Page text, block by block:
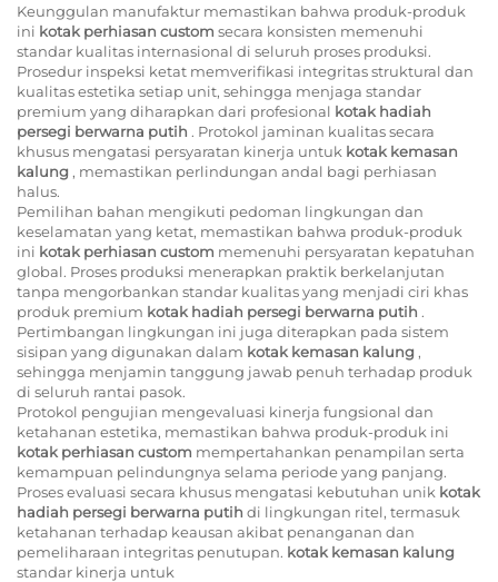
Keunggulan manufaktur memastikan bahwa produk-produk
ini kotak perhiasan custom secara konsisten memenuhi
standar kualitas internasional di seluruh proses produksi.
Prosedur inspeksi ketat memverifikasi integritas struktural dan
kualitas estetika setiap unit, sehingga menjaga standar
premium yang diharapkan dari profesional kotak hadiah
persegi berwarna putih . Protokol jaminan kualitas secara
khusus mengatasi persyaratan kinerja untuk kotak kemasan
kalung , memastikan perlindungan andal bagi perhiasan
halus.
Pemilihan bahan mengikuti pedoman lingkungan dan
keselamatan yang ketat, memastikan bahwa produk-produk
ini kotak perhiasan custom memenuhi persyaratan kepatuhan
global. Proses produksi menerapkan praktik berkelanjutan
tanpa mengorbankan standar kualitas yang menjadi ciri khas
produk premium kotak hadiah persegi berwarna putih .
Pertimbangan lingkungan ini juga diterapkan pada sistem
sisipan yang digunakan dalam kotak kemasan kalung ,
sehingga menjamin tanggung jawab penuh terhadap produk
di seluruh rantai pasok.
Protokol pengujian mengevaluasi kinerja fungsional dan
ketahanan estetika, memastikan bahwa produk-produk ini
kotak perhiasan custom mempertahankan penampilan serta
kemampuan pelindungnya selama periode yang panjang.
Proses evaluasi secara khusus mengatasi kebutuhan unik kotak
hadiah persegi berwarna putih di lingkungan ritel, termasuk
ketahanan terhadap keausan akibat penanganan dan
pemeliharaan integritas penutupan. kotak kemasan kalung
standar kinerja untuk